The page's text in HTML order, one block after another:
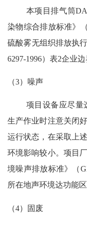
本项目排气筒
染物综合排放标准》
硫酸雾无组织排放执
6297-1996）表2企业
（3） 噪声
项目设备应尽量
生产作业时注意关闭
运行状态，在采取上
环境影响较小。项目
境噪声排放标准》（
所在地声环境达功能区
（4） 固废